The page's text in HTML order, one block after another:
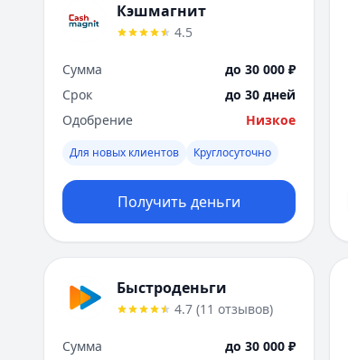
Кэшмагнит
4.5
Сумма
до 30 000 ₽
Срок
до 30 дней
Одобрение
Низкое
Для новых клиентов Круглосуточно
Получить деньги
Быстроденьги
4.7 (11 отзывов)
Сумма до 30 000 ₽